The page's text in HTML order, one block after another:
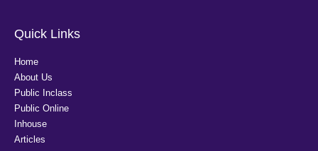
Quick Links
Home
About Us
Public Inclass
Public Online
Inhouse
Articles